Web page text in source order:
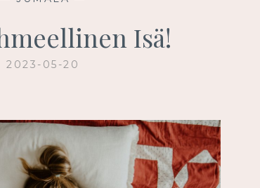
Isä!
2023-05-20